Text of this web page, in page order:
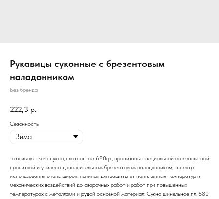
Рукавицы суконные с брезентовым
наладонником
Без бренда
222,3 р.
Сезонность
-отшиваются из сукна, плотностью 680гр., пропитаны специальной огнезащитной
пропиткой и усилены дополнительным брезентовым наладонником; -спектр
использования очень широк: начиная для защиты от пониженных температур и
механических воздействий до сварочных работ и работ при повышенных
температурах с металлами и рудой основной материал: Сукно шинельное пл. 680